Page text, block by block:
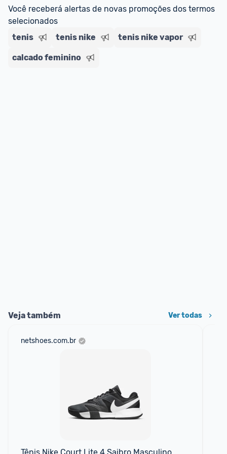
Entrega Expressa: A partir de 2 dias úteis.*
*Confira aqui
Você receberá alertas de novas promoções dos termos
selecionados
tenis
tenis nike tenis nike vapor
calcado feminino
Veja também Ver todas
netshoes.com.br